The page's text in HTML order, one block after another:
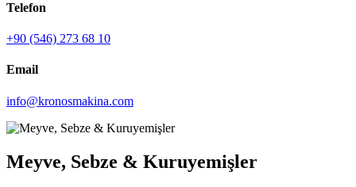
Telefon
+90 (546) 273 68 10
Email
info@kronosmakina.com
Meyve, Sebze & Kuruyemişler